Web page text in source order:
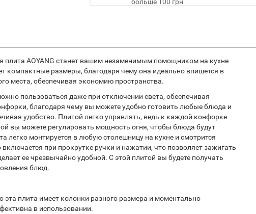
плита AOYANG станет вашим незаменимым помощником на кухне
компактные размеры, благодаря чему она идеально впишется в
места, обеспечивая экономию пространства.
пользоваться даже при отключении света, обеспечивая
благодаря чему вы можете удобно готовить любые блюда и
удобство. Плитой легко управлять, ведь к каждой конфорке
вы можете регулировать мощность огня, чтобы блюда будут
легко монтируется в любую столешницу на кухне и смотрится
при прокрутке ручки и нажатии, что позволяет зажигать
ее чрезвычайно удобной. С этой плитой вы будете получать
блюд.
плита имеет колонки разного размера и моментально
в использовании.